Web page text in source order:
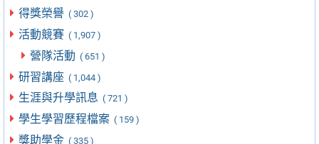
得獎榮譽 ( 302 )
活動競賽 ( 1,907 )
營隊活動 ( 651 )
研習講座 ( 1,044 )
生涯與升學訊息 ( 721 )
學生學習歷程檔案 ( 159 )
獎助學金 ( 335 )